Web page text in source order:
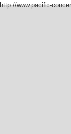
http://www.pacific-